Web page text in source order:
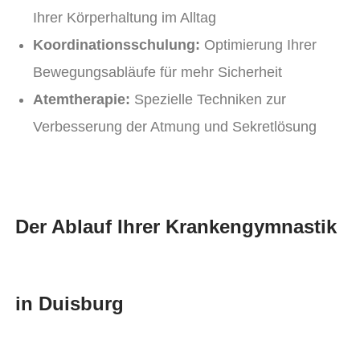
Ihrer Körperhaltung im Alltag
Koordinationsschulung: Optimierung Ihrer
Bewegungsabläufe für mehr Sicherheit
Atemtherapie: Spezielle Techniken zur
Verbesserung der Atmung und Sekretlösung
Der Ablauf Ihrer Krankengymnastik
in Duisburg